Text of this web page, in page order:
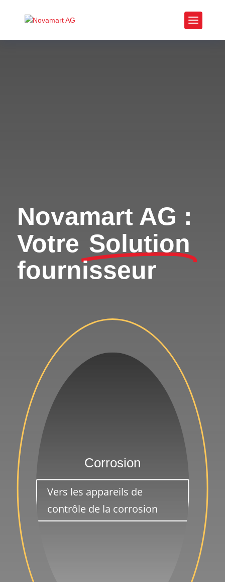
Novamart AG :
Votre Solution
fournisseur
Corrosion
Vers les appareils de
contrôle de la corrosion
Brillance
Applicateurs & raclettes
Humidité
Température
Calibrage / Maintenance
Chartes, cartes & feuilles
d'échantillons
Adhérence
Abrasion / frottement